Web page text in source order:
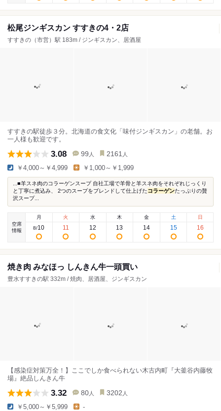
松尾ジンギスカン すすきの4・2店
すすきの（市営）駅 183m / ジンギスカン、居酒屋
すすきの駅徒歩３分。北海道の食文化「味付ジンギスカン」の老舗。お
一人様も歓迎です。
3.08 99 人 2161 人
￥4,000～￥4,999 ￥1,000～￥1,999
...■羊スネ肉のコラーゲンスープ 自社工場で羊骨と羊スネ肉をそれぞれじっくり
と丁寧に煮込み、 2つのスープをブレンドして仕上げたコラーゲンたっぷりの贅
沢スープ...
空席
情報
月
8/10
火
11
水
12
木
13
金
14
土
15
日
16
焼き肉 みなほっ しんきん牛一頭買い
豊水すすきの駅 332m / 焼肉、居酒屋、ジンギスカン
【感染症対策万全！】ここでしか食べられない木古内町『大釜谷内藤牧
場』絶品しんきん牛
3.32 80 人 3202 人
￥5,000～￥5,999 -